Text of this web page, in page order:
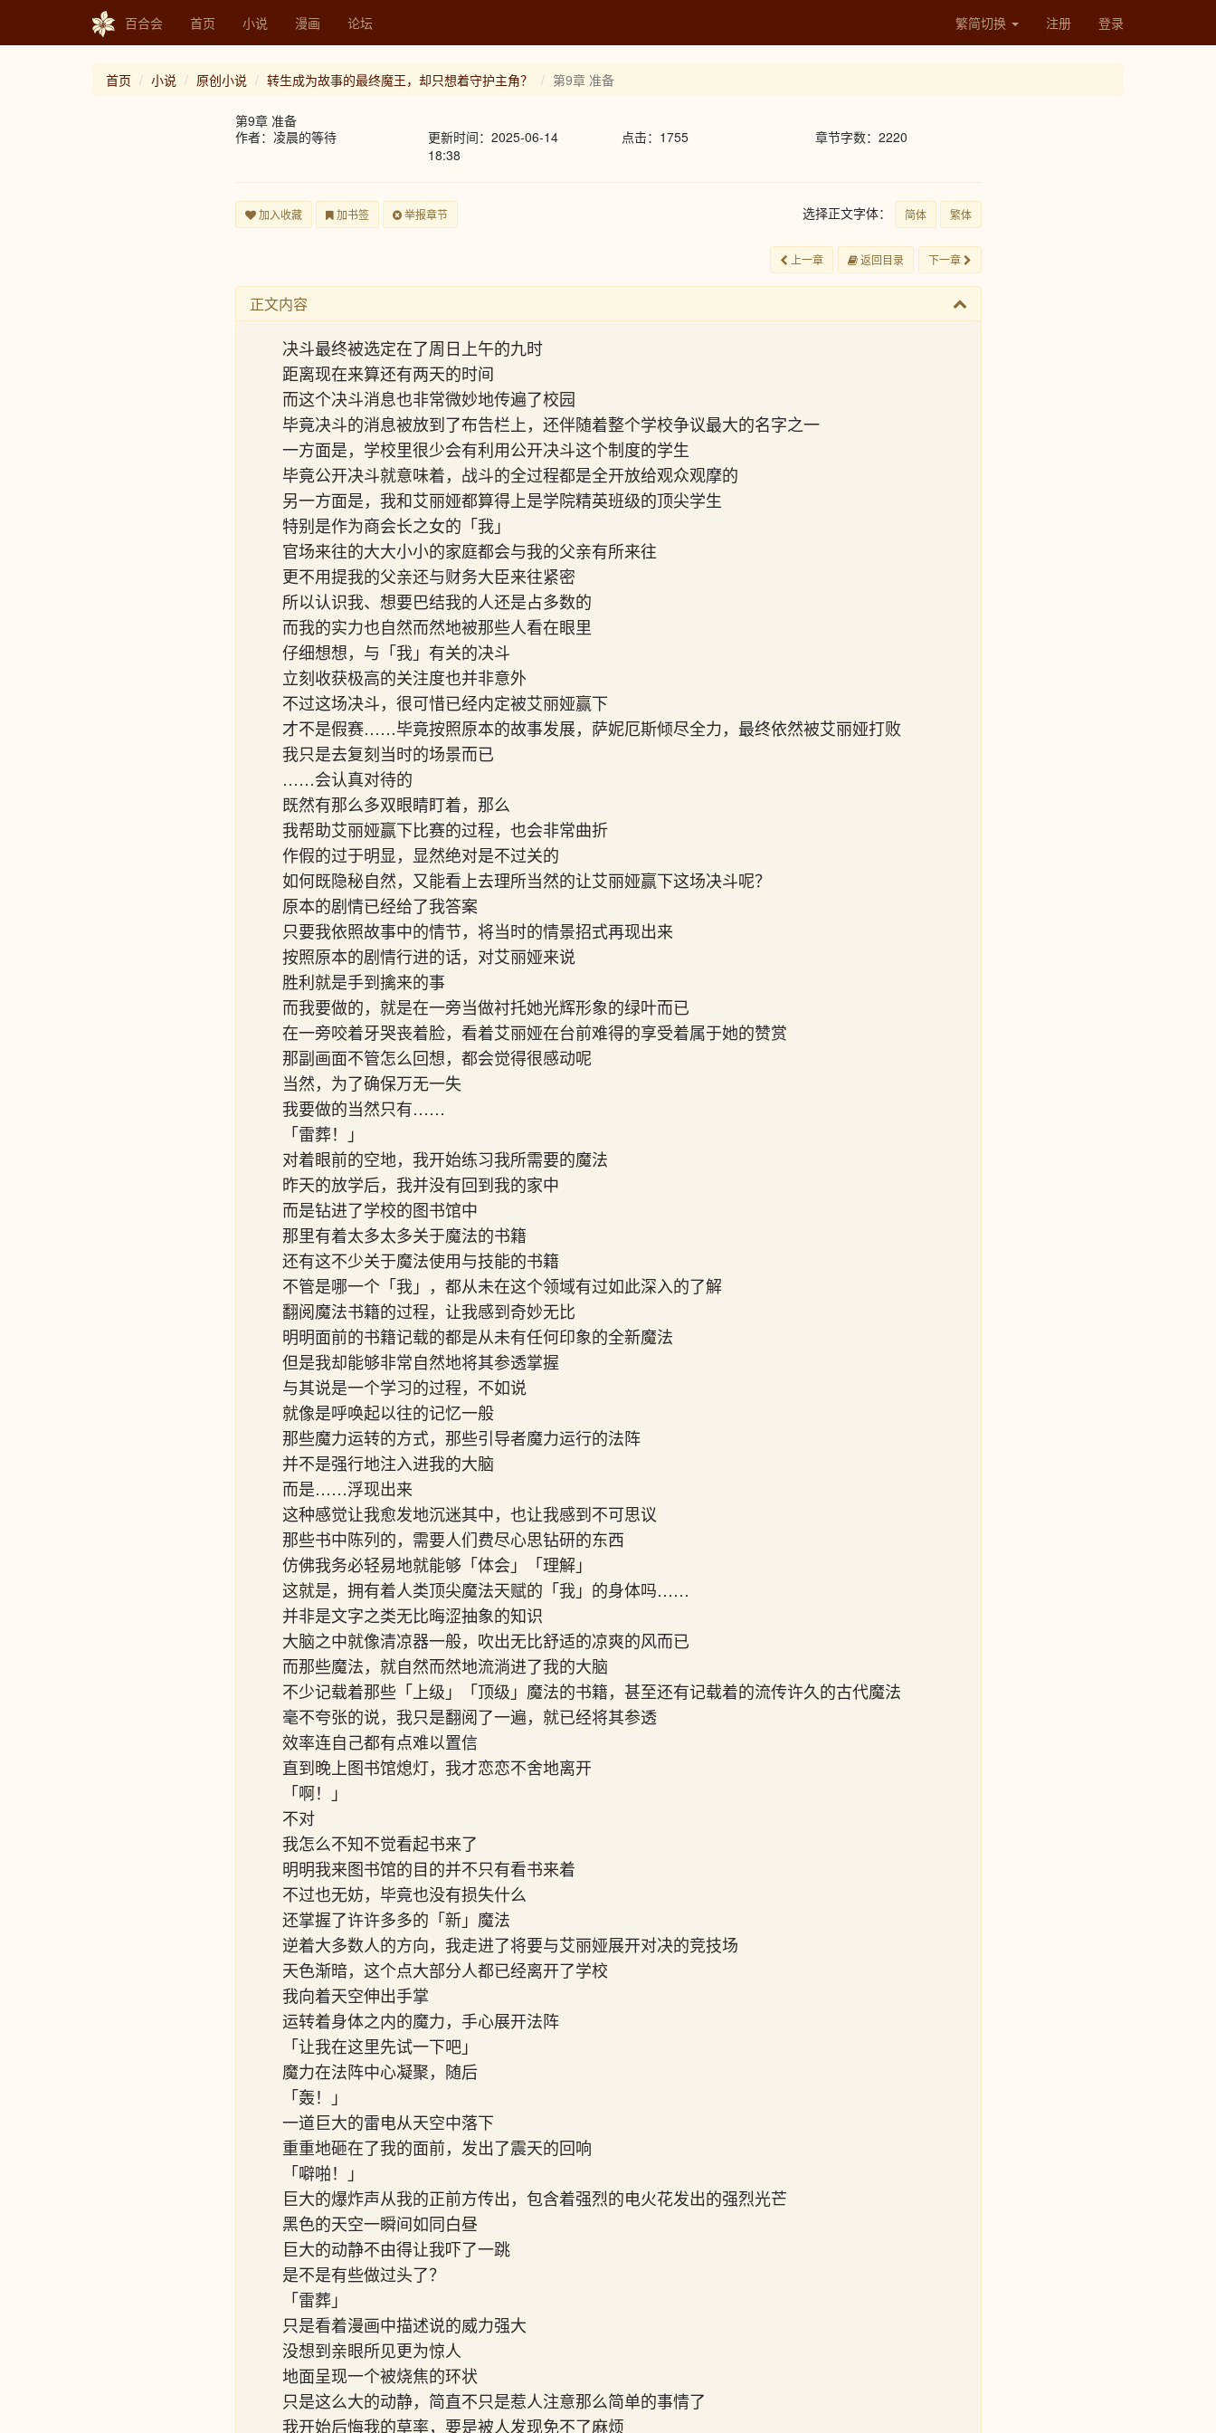
百合会 首页 小说 漫画 论坛 繁简切换 注册 登录
首页 小说 原创小说 转生成为故事的最终魔王，却只想着守护主角？ 第9章 准备
第9章 准备
作者：凌晨的等待
更新时间：2025-06-14
18:38
点击：1755 章节字数：2220
加入收藏 加书签 举报章节 选择正文字体： 简体 繁体
上一章 返回目录 下一章
正文内容
决斗最终被选定在了周日上午的九时
距离现在来算还有两天的时间
而这个决斗消息也非常微妙地传遍了校园
毕竟决斗的消息被放到了布告栏上，还伴随着整个学校争议最大的名字之一
一方面是，学校里很少会有利用公开决斗这个制度的学生
毕竟公开决斗就意味着，战斗的全过程都是全开放给观众观摩的
另一方面是，我和艾丽娅都算得上是学院精英班级的顶尖学生
特别是作为商会长之女的「我」
官场来往的大大小小的家庭都会与我的父亲有所来往
更不用提我的父亲还与财务大臣来往紧密
所以认识我、想要巴结我的人还是占多数的
而我的实力也自然而然地被那些人看在眼里
仔细想想，与「我」有关的决斗
立刻收获极高的关注度也并非意外
不过这场决斗，很可惜已经内定被艾丽娅赢下
才不是假赛……毕竟按照原本的故事发展，萨妮厄斯倾尽全力，最终依然被艾丽娅打败
我只是去复刻当时的场景而已
……会认真对待的
既然有那么多双眼睛盯着，那么
我帮助艾丽娅赢下比赛的过程，也会非常曲折
作假的过于明显，显然绝对是不过关的
如何既隐秘自然，又能看上去理所当然的让艾丽娅赢下这场决斗呢？
原本的剧情已经给了我答案
只要我依照故事中的情节，将当时的情景招式再现出来
按照原本的剧情行进的话，对艾丽娅来说
胜利就是手到擒来的事
而我要做的，就是在一旁当做衬托她光辉形象的绿叶而已
在一旁咬着牙哭丧着脸，看着艾丽娅在台前难得的享受着属于她的赞赏
那副画面不管怎么回想，都会觉得很感动呢
当然，为了确保万无一失
我要做的当然只有……
「雷葬！」
对着眼前的空地，我开始练习我所需要的魔法
昨天的放学后，我并没有回到我的家中
而是钻进了学校的图书馆中
那里有着太多太多关于魔法的书籍
还有这不少关于魔法使用与技能的书籍
不管是哪一个「我」，都从未在这个领域有过如此深入的了解
翻阅魔法书籍的过程，让我感到奇妙无比
明明面前的书籍记载的都是从未有任何印象的全新魔法
但是我却能够非常自然地将其参透掌握
与其说是一个学习的过程，不如说
就像是呼唤起以往的记忆一般
那些魔力运转的方式，那些引导者魔力运行的法阵
并不是强行地注入进我的大脑
而是……浮现出来
这种感觉让我愈发地沉迷其中，也让我感到不可思议
那些书中陈列的，需要人们费尽心思钻研的东西
仿佛我务必轻易地就能够「体会」「理解」
这就是，拥有着人类顶尖魔法天赋的「我」的身体吗……
并非是文字之类无比晦涩抽象的知识
大脑之中就像清凉器一般，吹出无比舒适的凉爽的风而已
而那些魔法，就自然而然地流淌进了我的大脑
不少记载着那些「上级」「顶级」魔法的书籍，甚至还有记载着的流传许久的古代魔法
毫不夸张的说，我只是翻阅了一遍，就已经将其参透
效率连自己都有点难以置信
直到晚上图书馆熄灯，我才恋恋不舍地离开
「啊！」
不对
我怎么不知不觉看起书来了
明明我来图书馆的目的并不只有看书来着
不过也无妨，毕竟也没有损失什么
还掌握了许许多多的「新」魔法
逆着大多数人的方向，我走进了将要与艾丽娅展开对决的竞技场
天色渐暗，这个点大部分人都已经离开了学校
我向着天空伸出手掌
运转着身体之内的魔力，手心展开法阵
「让我在这里先试一下吧」
魔力在法阵中心凝聚，随后
「轰！」
一道巨大的雷电从天空中落下
重重地砸在了我的面前，发出了震天的回响
「噼啪！」
巨大的爆炸声从我的正前方传出，包含着强烈的电火花发出的强烈光芒
黑色的天空一瞬间如同白昼
巨大的动静不由得让我吓了一跳
是不是有些做过头了？
「雷葬」
只是看着漫画中描述说的威力强大
没想到亲眼所见更为惊人
地面呈现一个被烧焦的环状
只是这么大的动静，简直不只是惹人注意那么简单的事情了
我开始后悔我的草率，要是被人发现免不了麻烦